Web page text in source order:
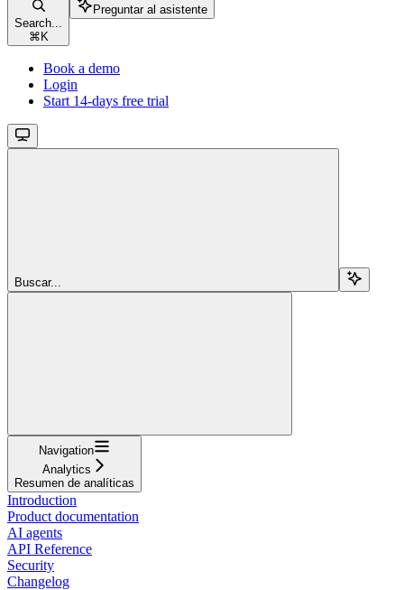
Search...
⌘ K
Preguntar al asistente
Book a demo
Login
Start 14-days free trial
Buscar...
Navigation
Analytics
Resumen de analíticas
Introduction
Product documentation
AI agents
API Reference
Security
Changelog